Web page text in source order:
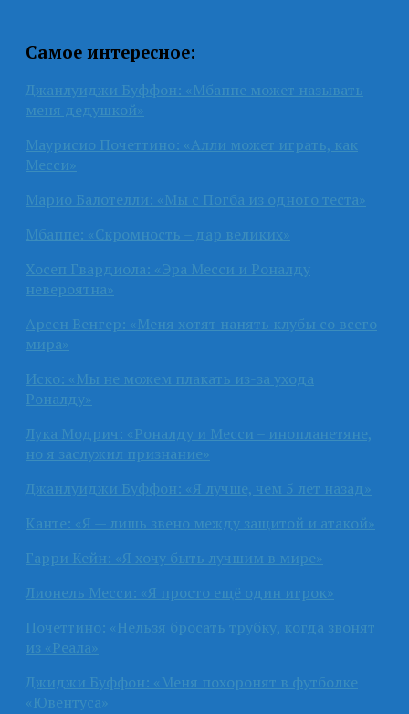
Самое интересное:
Джанлуиджи Буффон: «Мбаппе может называть
меня дедушкой»
Маурисио Почеттино: «Алли может играть, как
Месси»
Марио Балотелли: «Мы с Погба из одного теста»
Мбаппе: «Скромность – дар великих»
Хосеп Гвардиола: «Эра Месси и Роналду
невероятна»
Арсен Венгер: «Меня хотят нанять клубы со всего
мира»
Иско: «Мы не можем плакать из-за ухода
Роналду»
Лука Модрич: «Роналду и Месси – инопланетяне,
но я заслужил признание»
Джанлуиджи Буффон: «Я лучше, чем 5 лет назад»
Канте: «Я — лишь звено между защитой и атакой»
Гарри Кейн: «Я хочу быть лучшим в мире»
Лионель Месси: «Я просто ещё один игрок»
Почеттино: «Нельзя бросать трубку, когда звонят
из «Реала»
Джиджи Буффон: «Меня похоронят в футболке
«Ювентуса»